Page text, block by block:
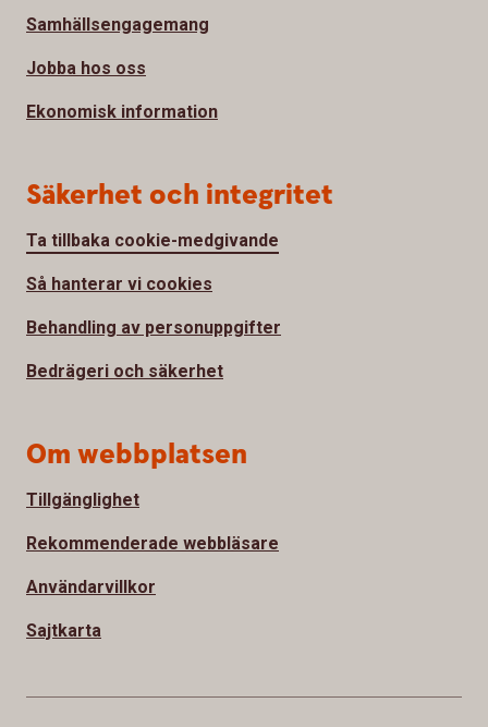
Samhällsengagemang
Jobba hos oss
Ekonomisk information
Säkerhet och integritet
Ta tillbaka cookie-medgivande
Så hanterar vi cookies
Behandling av personuppgifter
Bedrägeri och säkerhet
Om webbplatsen
Tillgänglighet
Rekommenderade webbläsare
Användarvillkor
Sajtkarta